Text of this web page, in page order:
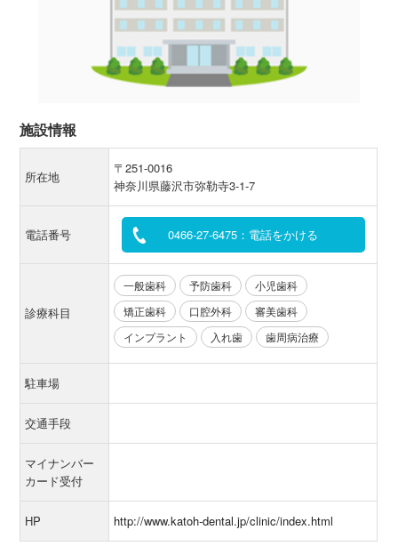
施設情報
所在地
〒251-0016
神奈川県藤沢市弥勒寺3-1-7
電話番号 0466-27-6475：電話をかける
診療科目
一般歯科 予防歯科
小児歯科
矯正歯科
口腔外科
審美歯科
インプラント
入れ歯 歯周病治療
駐車場
交通手段
マイナンバー
カード受付
HP http://www.katoh-dental.jp/clinic/index.html